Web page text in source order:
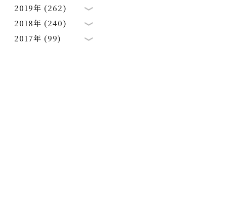
2019年 (262)
2018年 (240)
2017年 (99)